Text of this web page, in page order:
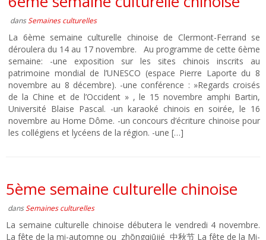
dansSemaines culturelles
La 6ème semaine culturelle chinoise de Clermont-Ferrand se
déroulera du 14 au 17 novembre. Au programme de cette 6ème
semaine: -une exposition sur les sites chinois inscrits au
patrimoine mondial de l’UNESCO (espace Pierre Laporte du 8
novembre au 8 décembre). -une conférence : »Regards croisés
de la Chine et de l’Occident » , le 15 novembre amphi Bartin,
Université Blaise Pascal. -un karaoké chinois en soirée, le 16
novembre au Home Dôme. -un concours d’écriture chinoise pour
les collégiens et lycéens de la région. -une […]
5ème semaine culturelle chinoise
dansSemaines culturelles
La semaine culturelle chinoise débutera le vendredi 4 novembre.
La fête de la mi-automne ou zhōngqiūjié 中秋节 La fête de la Mi-